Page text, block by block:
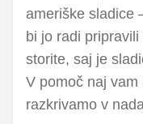
ameriške sladice
bi jo radi
storite, saj je
V pomoč naj
razkrivamo v